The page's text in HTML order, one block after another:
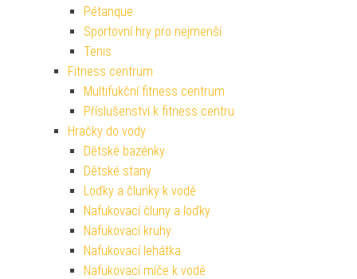
Pétanque
Sportovní hry pro nejmenší
Tenis
Fitness centrum
Multifukční fitness centrum
Příslušenství k fitness centru
Hračky do vody
Dětské bazénky
Dětské stany
Loďky a člunky k vodě
Nafukovací čluny a loďky
Nafukovací kruhy
Nafukovací lehátka
Nafukovací míče k vodě